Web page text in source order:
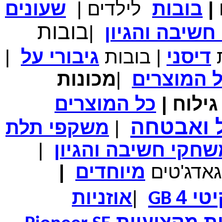
₪700.00
₪339.00 המחיר שלך
משלוח חינם
עיטור פרחוני
₪150.00 מחיר שוק
המחיר שלך
₪104.00 המחיר כולל משלוח :
נרתיק עור יוקרתי עבור אייפוד וידאו 60GB\80GB \שחור
| בובות לילדים |
שעונים
והגיון
|בובות
דיסני | בובות גיבורי על
|
המוצרים |מכונות
| כל המוצרים
ואבטחה | משקפי תלת
חשיבה והגיון
|
גאדג'טים מיוחדים |
4
GB
|אוזניות